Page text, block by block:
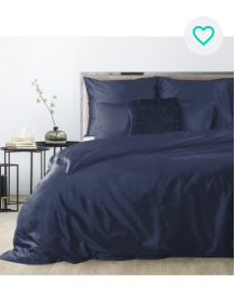
favorite_border